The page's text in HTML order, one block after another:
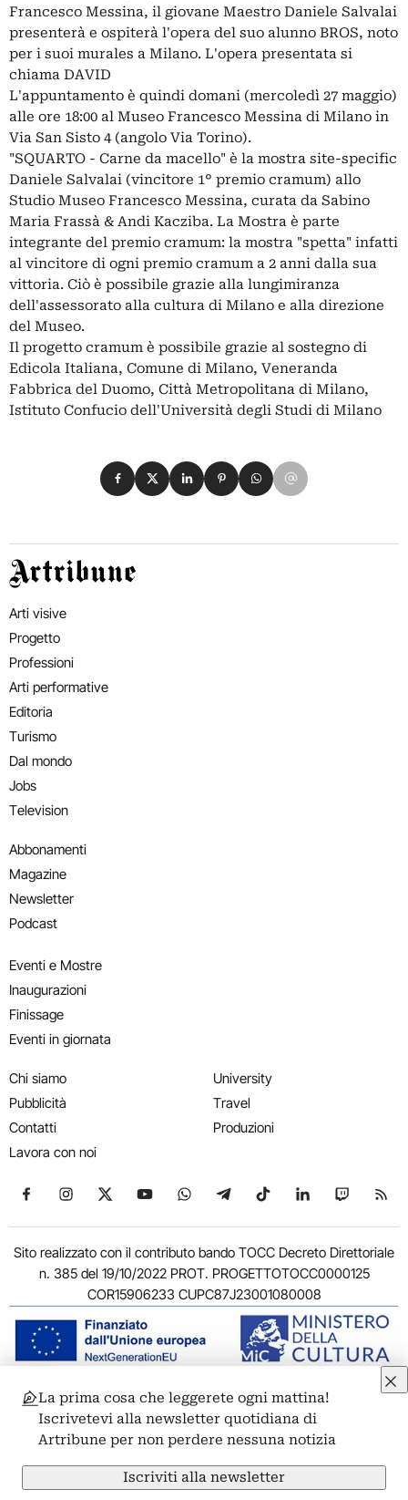
Francesco Messina, il giovane Maestro Daniele Salvalai
presenterà e ospiterà l'opera del suo alunno BROS, noto
per i suoi murales a Milano. L'opera presentata si
chiama DAVID
L'appuntamento è quindi domani (mercoledì 27 maggio)
alle ore 18:00 al Museo Francesco Messina di Milano in
Via San Sisto 4 (angolo Via Torino).
"SQUARTO - Carne da macello" è la mostra site-specific
Daniele Salvalai (vincitore 1° premio cramum) allo
Studio Museo Francesco Messina, curata da Sabino
Maria Frassà & Andi Kacziba. La Mostra è parte
integrante del premio cramum: la mostra "spetta" infatti
al vincitore di ogni premio cramum a 2 anni dalla sua
vittoria. Ciò è possibile grazie alla lungimiranza
dell'assessorato alla cultura di Milano e alla direzione
del Museo.
Il progetto cramum è possibile grazie al sostegno di
Edicola Italiana, Comune di Milano, Veneranda
Fabbrica del Duomo, Città Metropolitana di Milano,
Istituto Confucio dell'Università degli Studi di Milano
Condividi su Facebook
Condividi su X
Condividi su LinkedIn
Condividi su Pinterest
Condividi su WhatsApp
Condividi su Email
Artribune
Arti visive
Progetto
Professioni
Arti performative
Editoria
Turismo
Dal mondo
Jobs
Television
Abbonamenti
Magazine
Newsletter
Podcast
Eventi e Mostre
Inaugurazioni
Finissage
Eventi in giornata
Chi siamo
Pubblicità
Contatti
Lavora con noi
University
Travel
Produzioni
Seguici su Facebook
Seguici su Instagram
Seguici su X
Seguici su YouTube
Seguici su WhatsApp
Seguici su Telegram
Seguici su TikTok
Seguici su
Seguici
Sito realizzato con il contributo bando TOCC Decreto Direttoriale
n. 385 del 19/10/2022 PROT. PROGETTOTOCC0000125
COR15906233 CUPC87J23001080008
© 2011-2026 ARTRIBUNE srl – Corso Vittorio Emanuele II, 287 –
00186 Roma - P.I. 11381581005
Privacy: Responsabile della protezione dei dati personali
ARTRIBUNE srl – Corso Vittorio Emanuele II, 287 – 00186 Roma
Termini e condizioniPrivacy PolicyCookie PolicyCredits
La prima cosa che leggerete ogni mattina!
Iscrivetevi alla newsletter quotidiana di
Artribune per non perdere nessuna notizia
Iscriviti alla newsletter